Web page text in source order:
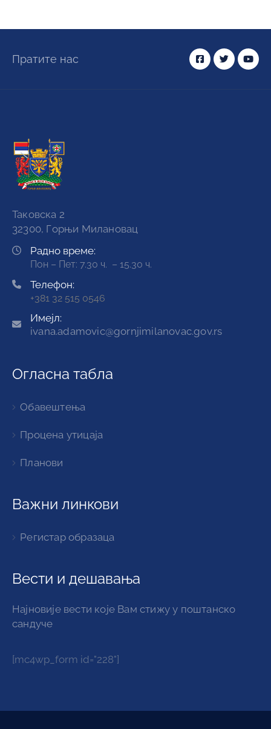
Пратите нас
Таковска 2
32300, Горњи Милановац
Радно време:
Пон – Пет: 7.30 ч. – 15.30 ч.
Телефон:
+381 32 515 0546
Имејл:
ivana.adamovic@gornjimilanovac.gov.rs
Огласна табла
Обавештења
Процена утицаја
Планови
Важни линкови
Регистар образаца
Вести и дешавања
Најновије вести које Вам стижу у поштанско
сандуче
[mc4wp_form id="228"]